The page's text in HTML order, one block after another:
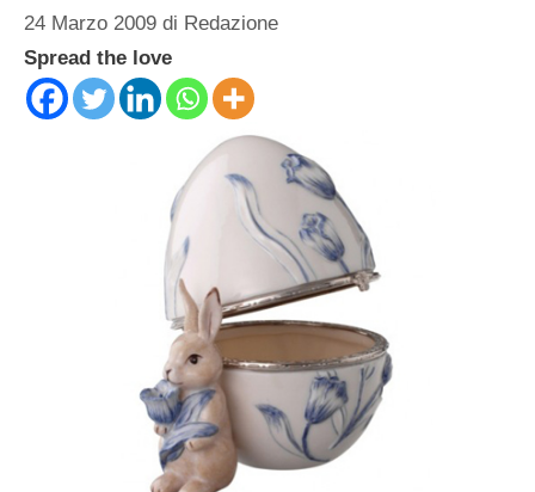
24 Marzo 2009 di Redazione
Spread the love